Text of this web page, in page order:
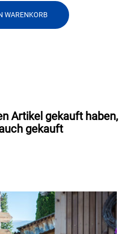
WARENKORB
Artikel gekauft haben,
gekauft